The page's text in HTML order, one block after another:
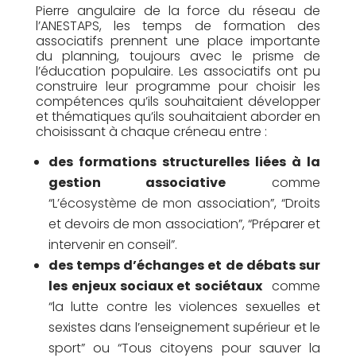
Pierre angulaire de la force du réseau de
l’ANESTAPS, les temps de formation des
associatifs prennent une place importante
du planning, toujours avec le prisme de
l’éducation populaire. Les associatifs ont pu
construire leur programme pour choisir les
compétences qu’ils souhaitaient développer
et thématiques qu’ils souhaitaient aborder en
choisissant à chaque créneau entre :
des formations structurelles liées à la
gestion associative comme
“L’écosystème de mon association”, “Droits
et devoirs de mon association”, “Préparer et
intervenir en conseil”.
des temps d’échanges et de débats sur
les enjeux sociaux et sociétaux comme
“la lutte contre les violences sexuelles et
sexistes dans l’enseignement supérieur et le
sport” ou “Tous citoyens pour sauver la